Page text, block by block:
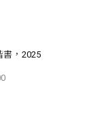
書，2025